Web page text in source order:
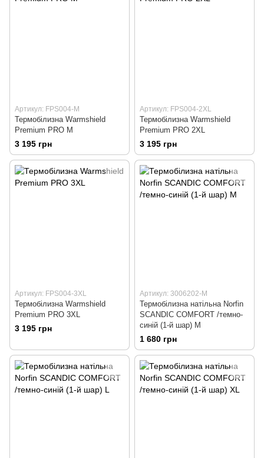
Артикул: FPS004-M
Термобiлизна Warmshield
Premium PRO M
3 195 грн
Артикул: FPS004-2XL
Термобiлизна Warmshield
Premium PRO 2XL
3 195 грн
Артикул: FPS004-3XL
Термобiлизна Warmshield
Premium PRO 3XL
3 195 грн
Артикул: 3006202-M
Термобілизна натільна Norfin
SCANDIC COMFORT /темно-
синій (1-й шар) M
1 680 грн